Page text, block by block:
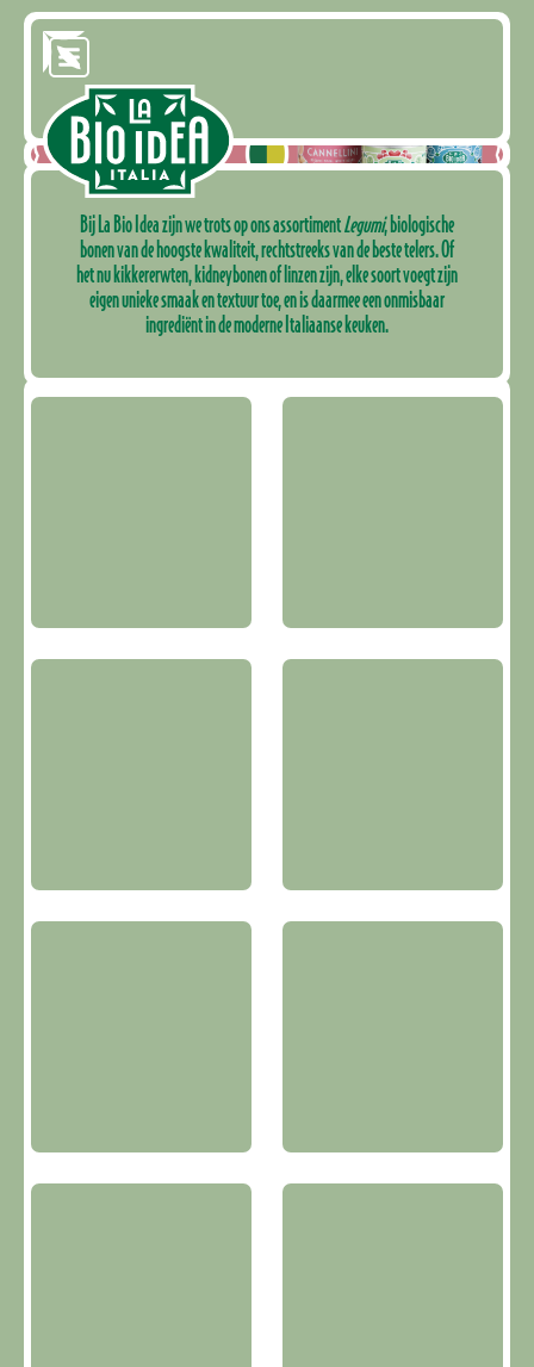
Bij La Bio Idea zijn we trots op ons assortimentLegumi, biologische
bonen van de hoogste kwaliteit, rechtstreeks van de beste telers. Of
het nu kikkererwten, kidneybonen of linzen zijn, elke soort voegt zijn
eigen unieke smaak en textuur toe, en is daarmee een onmisbaar
ingrediënt in de moderne Italiaanse keuken.